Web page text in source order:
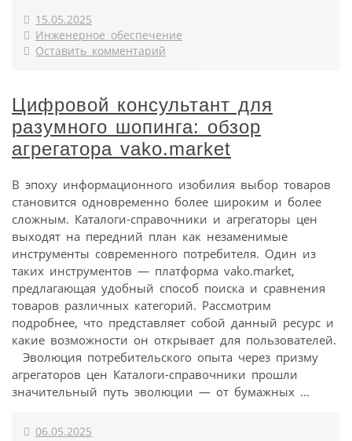
15.05.2025
Инженерное обеспечение
Оставить комментарий
Цифровой консультант для
разумного шопинга: обзор
агрегатора vako.market
В эпоху информационного изобилия выбор товаров
становится одновременно более широким и более
сложным. Каталоги-справочники и агрегаторы цен
выходят на передний план как незаменимые
инструменты современного потребителя. Один из
таких инструментов — платформа vako.market,
предлагающая удобный способ поиска и сравнения
товаров различных категорий. Рассмотрим
подробнее, что представляет собой данный ресурс и
какие возможности он открывает для пользователей.
Эволюция потребительского опыта через призму
агрегаторов цен Каталоги-справочники прошли
значительный путь эволюции — от бумажных ...
06.05.2025